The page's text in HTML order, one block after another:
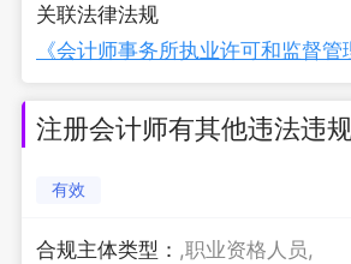
关联法律法规
注册会计师有其他违法违
有效
合规主体类型： ,职业资格人员,